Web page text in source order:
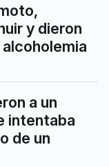
y dieron
a un
intentaba
de un